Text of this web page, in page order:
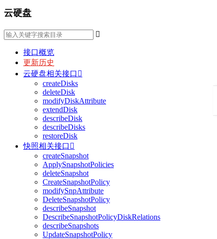
云硬盘

接口概览
更新历史
云硬盘相关接口 
createDisks
deleteDisk
modifyDiskAttribute
extendDisk
describeDisk
describeDisks
restoreDisk
快照相关接口 
createSnapshot
ApplySnapshotPolicies
deleteSnapshot
CreateSnapshotPolicy
modifySnpAttribute
DeleteSnapshotPolicy
describeSnapshot
DescribeSnapshotPolicyDiskRelations
describeSnapshots
UpdateSnapshotPolicy